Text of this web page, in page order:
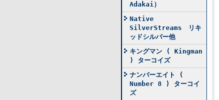
Adakai）
Native
SilverStreams リキ
ッドシルバー他
キングマン ( Kingman
) ターコイズ
ナンバーエイト (
Number 8 ) ターコイ
ズ